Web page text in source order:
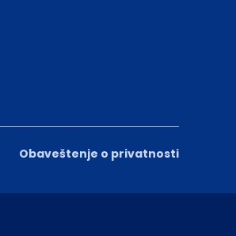
Obaveštenje o privatnosti